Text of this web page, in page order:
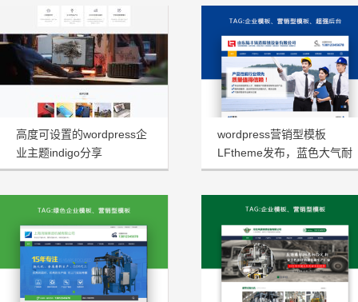
高度可设置的wordpress企
业主题indigo分享
wordpress营销型模板
LFtheme发布，蓝色大气耐
看型首选